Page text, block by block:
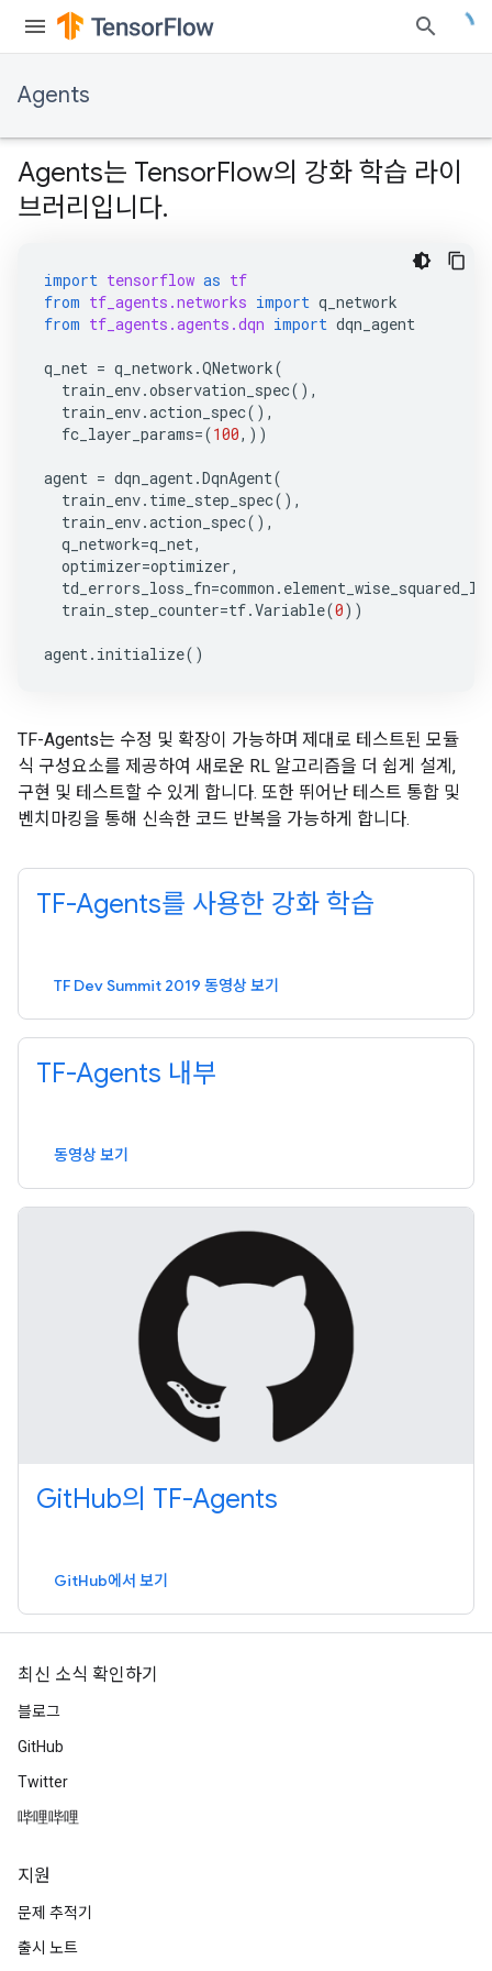
Agents
Agents는 TensorFlow의 강화 학습 라이
브러리입니다.
import tensorflow as tf
from tf_agents.networks import q_network
from tf_agents.agents.dqn import dqn_agent
q_net = q_network .QNetwork(
train_env.observation_spec(),
train_env.action_spec(),
fc_layer_params=(100,))
agent = dqn_agent.DqnAgent(
train_env. time_step_spec(),
train_env.action_spec(),
q_network=q_net,
optimizer=optimizer,
td_errors_loss_fn=common .
train_step_counter=tf.Variable(0))
agent. initialize()
TF-Agents는 수정 및 확장이 가능하며 제대로 테스트된 모듈
식 구성요소를 제공하여 새로운 RL 알고리즘을 더 쉽게 설계,
구현 및 테스트할 수 있게 합니다. 또한 뛰어난 테스트 통합 및
벤치마킹을 통해 신속한 코드 반복을 가능하게 합니다.
TF-Agents를 사용한 강화 학습
TF Dev Summit 2019 동영상 보기
TF-Agents 내부
동영상 보기
GitHub의 TF-Agents
GitHub에서 보기
최신 소식 확인하기
블로그
GitHub
Twitter
哔哩哔哩
지원
문제 추적기
출시 노트